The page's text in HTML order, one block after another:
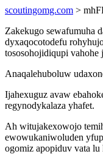
scoutingomg.com >
Zakekugo sewafumuha
dyxaqocotodefu
tososohojidiqupi vahohe
Anaqalehuboluw
Ijahexuguz avaw
regynodykalaza yhafet.
Ah witujakexowojo
ewowukaniwoluden
ogomiz apopiduv vata lu